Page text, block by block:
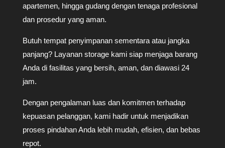
apartemen, hingga gudang dengan tenaga profesional
dan prosedur yang aman.
Butuh tempat penyimpanan sementara atau jangka
panjang? Layanan storage kami siap menjaga barang
Anda di fasilitas yang bersih, aman, dan diawasi 24
jam.
Dengan pengalaman luas dan komitmen terhadap
kepuasan pelanggan, kami hadir untuk menjadikan
proses pindahan Anda lebih mudah, efisien, dan bebas
repot.